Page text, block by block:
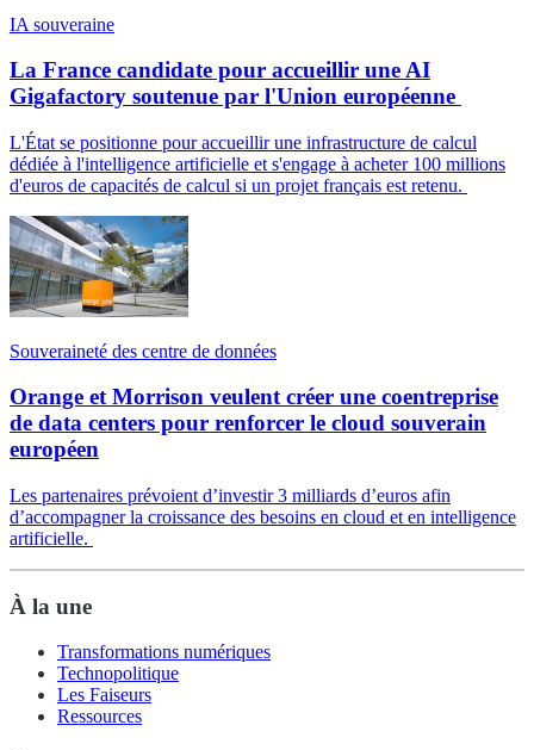
IA souveraine
La France candidate pour accueillir une AI
Gigafactory soutenue par l'Union européenne
L'État se positionne pour accueillir une infrastructure de calcul
dédiée à l'intelligence artificielle et s'engage à acheter 100 millions
d'euros de capacités de calcul si un projet français est retenu.
Souveraineté des centre de données
Orange et Morrison veulent créer une coentreprise
de data centers pour renforcer le cloud souverain
européen
Les partenaires prévoient d’investir 3 milliards d’euros afin
d’accompagner la croissance des besoins en cloud et en intelligence
artificielle.
À la une
Transformations numériques
Technopolitique
Les Faiseurs
Ressources